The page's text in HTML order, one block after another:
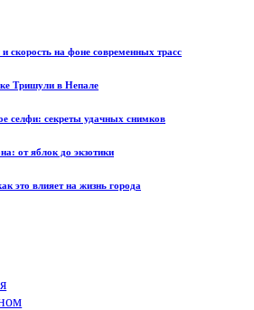
скорость на фоне современных трасс
Тришули в Непале
селфи: секреты удачных снимков
от яблок до экзотики
это влияет на жизнь города